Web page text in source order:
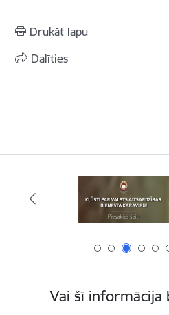
Drukāt lapu
Dalīties
Vai šī informācija